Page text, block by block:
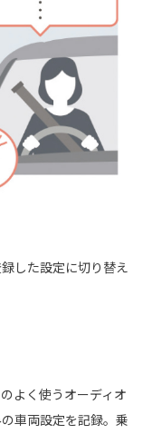
した設定に切り替え
よく使うオーディオ
車両設定を記録。乗